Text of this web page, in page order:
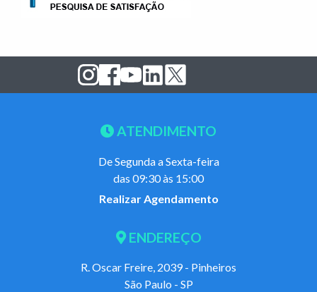
ATENDIMENTO
De Segunda a Sexta-feira
das 09:30 às 15:00
Realizar Agendamento
ENDEREÇO
R. Oscar Freire, 2039 - Pinheiros
São Paulo - SP